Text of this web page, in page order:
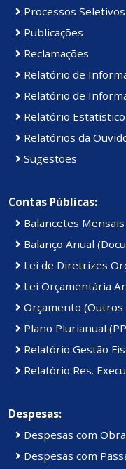
Processos Seletivos
Publicações
Reclamações
Relatório de
Relatório de
Relatório
Relatórios da
Sugestões
Contas Públicas:
Balancetes
Balanço Anual
Lei de Diretrizes
Lei Orçamentária
Orçamento (Outros
Plano Plurianual
Relatório Gestão
Relatório Res.
Despesas:
Despesas com
Despesas com